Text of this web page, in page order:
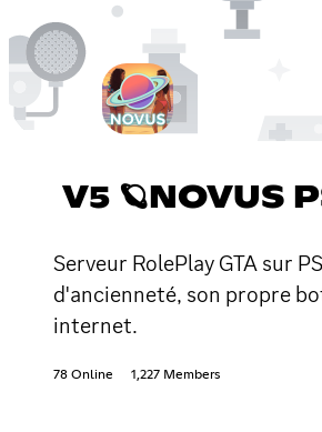
V5 🪐NOVUS
Serveur RolePlay GTA sur
d'ancienneté, son propre
internet.
78 Online 1,227 Members